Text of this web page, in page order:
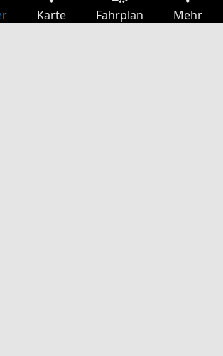
Karte Fahrplan Mehr